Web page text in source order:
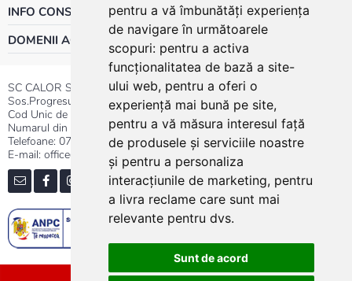
pentru a vă îmbunătăți experiența
de navigare în următoarele
scopuri: pentru a activa
funcționalitatea de bază a site-
ului web, pentru a oferi o
experiență mai bună pe site,
pentru a vă măsura interesul față
de produsele și serviciile noastre
și pentru a personaliza
interacțiunile de marketing, pentru
a livra reclame care sunt mai
relevante pentru dvs.
Sunt de acord
INFO CONSUMATOR
DOMENII ACTIVITATE
SC CALOR SRL
Sos.Progresului nr.30-40, Sector 5, Bucuresti
Cod Unic de Inregistrare: RO 3004724
Numarul din Registrul Comertului:J40/13176/1991
Telefoane: 0737.23.44.44|021.411.44.44
E-mail: office@calor.ro